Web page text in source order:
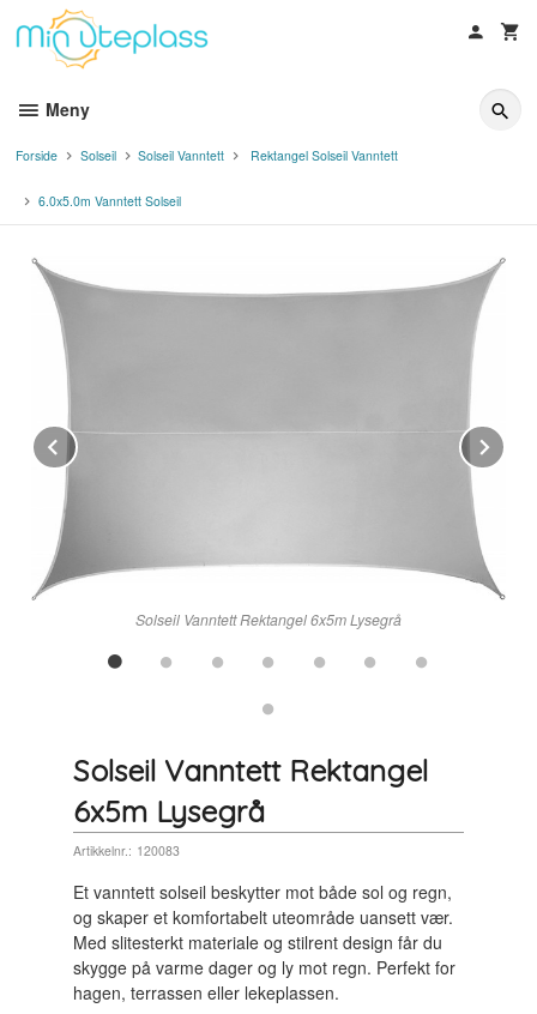
innholdet
Meny
Forside Solseil Solseil Vanntett Rektangel Solseil Vanntett
6.0x5.0m Vanntett Solseil
Solseil Vanntett Rektangel 6x5m Lysegrå
Prev
Solseil Vanntett Rektangel
6x5m Lysegrå
Artikkelnr.: 120083
Et vanntett solseil beskytter mot både sol og regn,
og skaper et komfortabelt uteområde uansett vær.
Med slitesterkt materiale og stilrent design får du
skygge på varme dager og ly mot regn. Perfekt for
hagen, terrassen eller lekeplassen.